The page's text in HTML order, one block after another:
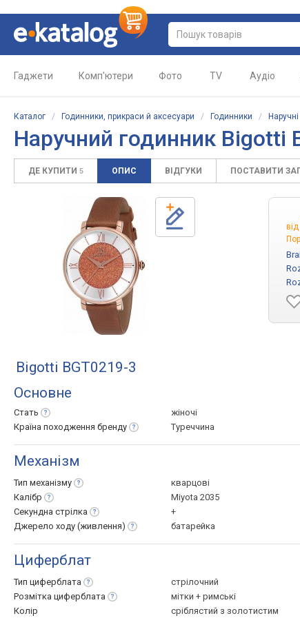
Гаджети Комп'ютери Фото TV Аудіо
Каталог / Годинники, прикраси й аксесуари / Годинники /
Наручний годинник Bigotti
ДЕ КУПИТИ 5 ОПИС ВІДГУКИ ПОСТАВИТИ
від
Bigotti BGT0219-3
Основне
Стать
жіночі
Країна походження бренду Туреччина
Механізм
Тип механізму
кварцові
Калібр
Miyota 2035
Секундна стрілка
+
Джерело ходу (живлення) батарейка
Циферблат
Тип циферблата
стрілочний
Розмітка циферблата
мітки + римські
Колір
сріблястий з золотистим